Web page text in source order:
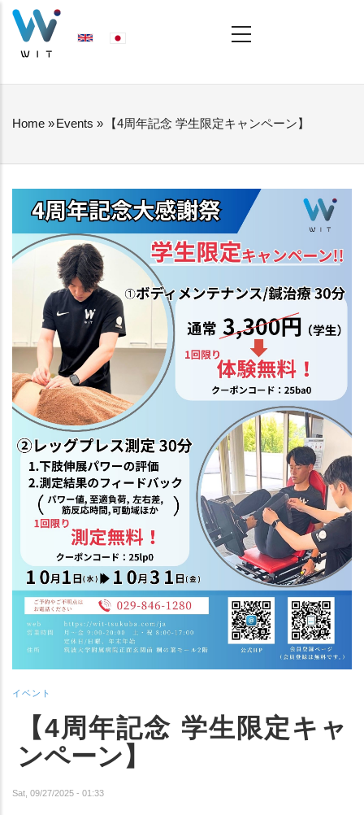
Skip
NAVIGATION
BREADCRUMB
Home »Events » 【4周年記念 学生限定キャンペーン】
イベント
【4周年記念 学生限定キャ
ンペーン】
Sat, 09/27/2025 - 01:33